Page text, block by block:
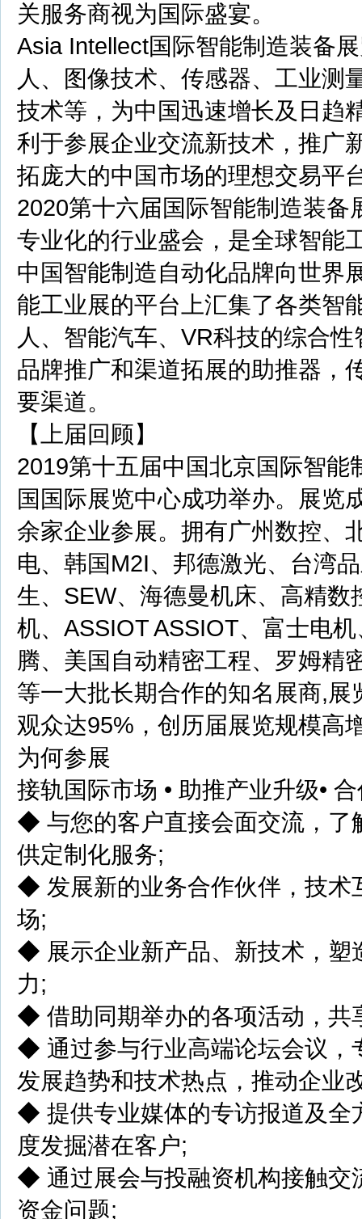
关服务商视为国际盛宴。
Asia Intellect国际智能制造装备
人、图像技术、传感器、工业测
技术等，为中国迅速增长及日趋
利于参展企业交流新技术，推广
拓庞大的中国市场的理想交易平
2020第十六届国际智能制造装备
专业化的行业盛会，是全球智能
中国智能制造自动化品牌向世界
能工业展的平台上汇集了各类智
人、智能汽车、VR科技的综合
品牌推广和渠道拓展的助推器，
要渠道。
【上届回顾】
2019第十五届中国北京国际智
国国际展览中心成功举办。展览
余家企业参展。拥有广州数控、
电、韩国M2I、邦德激光、台湾
生、SEW、海德曼机床、高精
机、ASSIOT ASSIOT、富士电
腾、美国自动精密工程、罗姆精
等一大批长期合作的知名展商,
观众达95%，创历届展览规模高
为何参展
接轨国际市场 • 助推产业升级•
◆ 与您的客户直接会⾯交流，了
供定制化服务;
◆ 发展新的业务合作伙伴，技术
场;
◆ 展示企业新产品、新技术，塑
⼒;
◆ 借助同期举办的各项活动，共
◆ 通过参与⾏业⾼端论坛会议，
发展趋势和技术热点，推动企业
◆ 提供专业媒体的专访报道及全
度发掘潜在客户;
◆ 通过展会与投融资机构接触交
资⾦问题;